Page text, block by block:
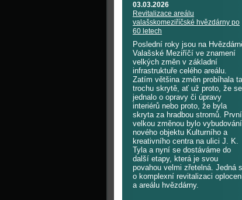
03.03.2026
Revitalizace areálu
valašskomeziříčské hvězdárny po
60 letech
Poslední roky jsou na
Valašské Meziříčí ve znamení
velkých změn v základní
infrastruktuře celého areálu.
Zatím většina změn probíhala
trochu skrytě, ať už proto, že se
jednalo o opravy či úpravy
interiérů nebo proto, že byla
skryta za hradbou stromů. První
velkou změnou bylo vybudování
nového objektu Kulturního a
kreativního centra na ulici J. K.
Tyla a nyní se dostáváme do
další etapy, která je svou
povahou velmi zřetelná. Jedná
o komplexní revitalizaci
a areálu hvězdárny.